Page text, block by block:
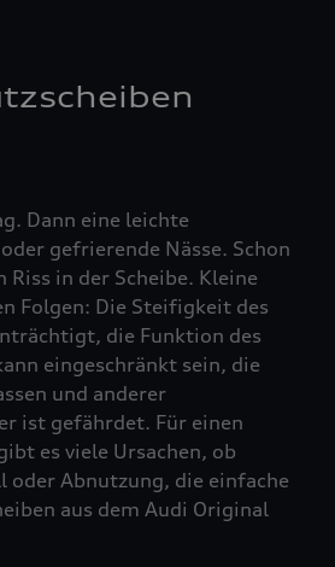
Dann eine leichte
gefrierende Nässe. Schon
Riss in der Scheibe. Kleine
Folgen: Die Steifigkeit des
die Funktion des
eingeschränkt sein, die
und anderer
ist gefährdet. Für einen
es viele Ursachen, ob
oder Abnutzung, die einfache
aus dem Audi Original